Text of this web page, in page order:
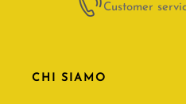
Customer
CHI SIAMO